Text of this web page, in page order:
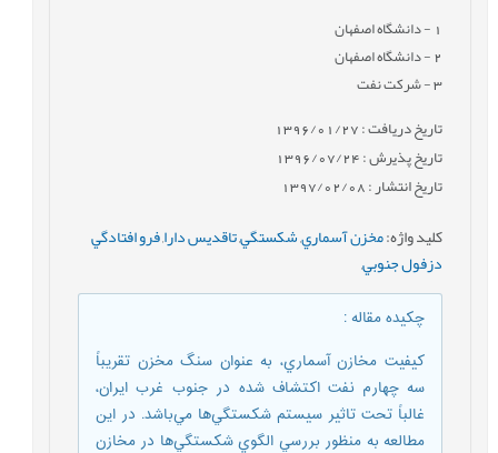
- دانشگاه اصفهان
2- دانشگاه اصفهان
3- شرکت نفت
تاریخ دریافت : 1396/01/27
تاریخ پذیرش : 1396/07/24
تاریخ انتشار : 1397/02/08
کلید واژه:مخزن آسماري,شکستگي,تاقديس دارا,فرو افتادگي
دزفول جنوبي,
چکیده مقاله:
کيفيت مخازن آسماري، به عنوان سنگ مخزن تقريباً
سه چهارم نفت اکتشاف شده در جنوب غرب ايران،
غالباً تحت تاثير سيستم شکستگي‌ها مي‌باشد. در اين
مطالعه به منظور بررسي الگوي شکستگي‌ها در مخازن